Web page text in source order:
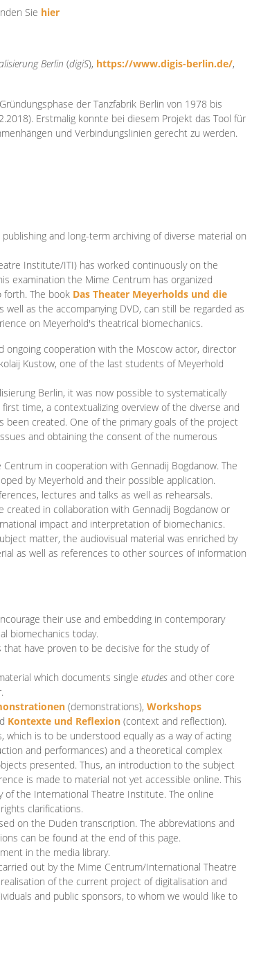
Sie hier
Berlin (digiS), https://www.digis-berlin.de/,
der Tanzfabrik Berlin von 1978 bis
Erstmalig konnte bei diesem Projekt das Tool für
und Verbindungslinien gerecht zu werden.
and long-term archiving of diverse material on
Institute/ITI) has worked continuously on the
examination the Mime Centrum has organized
forth. The book Das Theater Meyerholds und die
as the accompanying DVD, can still be regarded as
on Meyerhold's theatrical biomechanics.
ongoing cooperation with the Moscow actor, director
Kustow, one of the last students of Meyerhold
Berlin, it was now possible to systematically
time, a contextualizing overview of the diverse and
been created. One of the primary goals of the project
and obtaining the consent of the numerous
in cooperation with Gennadij Bogdanow. The
by Meyerhold and their possible application.
lectures and talks as well as rehearsals.
in collaboration with Gennadij Bogdanow or
impact and interpretation of biomechanics.
matter, the audiovisual material was enriched by
as well as references to other sources of information
their use and embedding in contemporary
biomechanics today.
have proven to be decisive for the study of
which documents single etudes and other core
(demonstrations), Workshops
Kontexte und Reflexion (context and reflection).
is to be understood equally as a way of acting
and performances) and a theoretical complex
presented. Thus, an introduction to the subject
is made to material not yet accessible online. This
of the International Theatre Institute. The online
clarifications.
on the Duden transcription. The abbreviations and
can be found at the end of this page.
in the media library.
out by the Mime Centrum/International Theatre
of the current project of digitalisation and
and public sponsors, to whom we would like to